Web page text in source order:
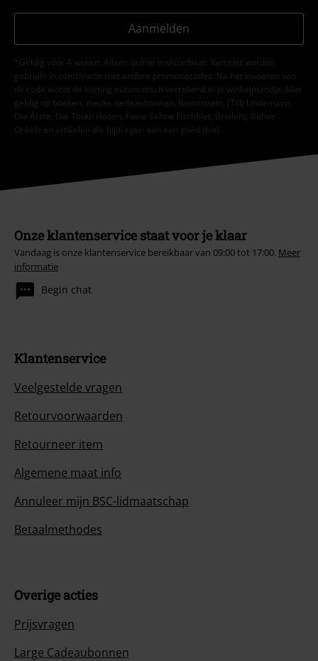
Aanmelden
*Geldig voor 4 weken. Alleen online inwisselbaar. Kan niet worden
gebruikt in combinatie met andere promotiecodes. Na het invoeren van
de code wordt de korting automatisch verrekend in je winkelmandje. Niet
geldig op boeken, media, cadeaubonnen, Rammstein, (Till) Lindemann,
Die Ärzte, Die Toten Hosen, Feine Sahne Fischfilet, Broilers, Böhse
Onkelz en artikelen die bijdragen aan een goed doel.
Onze klantenservice staat voor je klaar
Vandaag is onze klantenservice bereikbaar van 09:00 tot 17:00. Meer
informatie
Begin chat
Klantenservice
Veelgestelde vragen
Retourvoorwaarden
Retourneer item
Algemene maat info
Annuleer mijn BSC-lidmaatschap
Betaalmethodes
Overige acties
Prijsvragen
Large Cadeaubonnen